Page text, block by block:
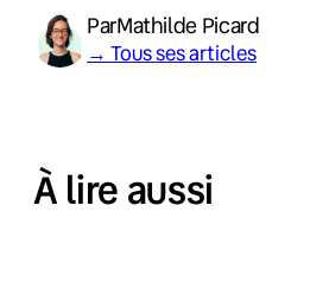
ParMathilde Picard
→ Tous ses articles
À lire aussi